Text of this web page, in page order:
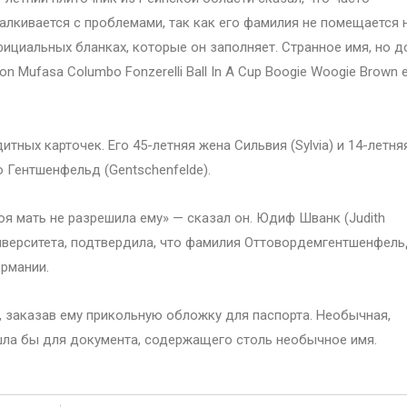
с проблемами, так как его фамилия не помещается
бланках, которые он заполняет. Странное имя, но
Mufasa Columbo Fonzerelli Ball In A Cup Boogie Woogie Brown
карточек. Его 45-летняя жена Сильвия (Sylvia) и 14-
(Gentschenfelde).
мать не разрешила ему» — сказал он. Юдиф Шванк (Judith
подтвердила, что фамилия
ему прикольную обложку для паспорта. Необычная,
бы для документа, содержащего столь необычное имя.